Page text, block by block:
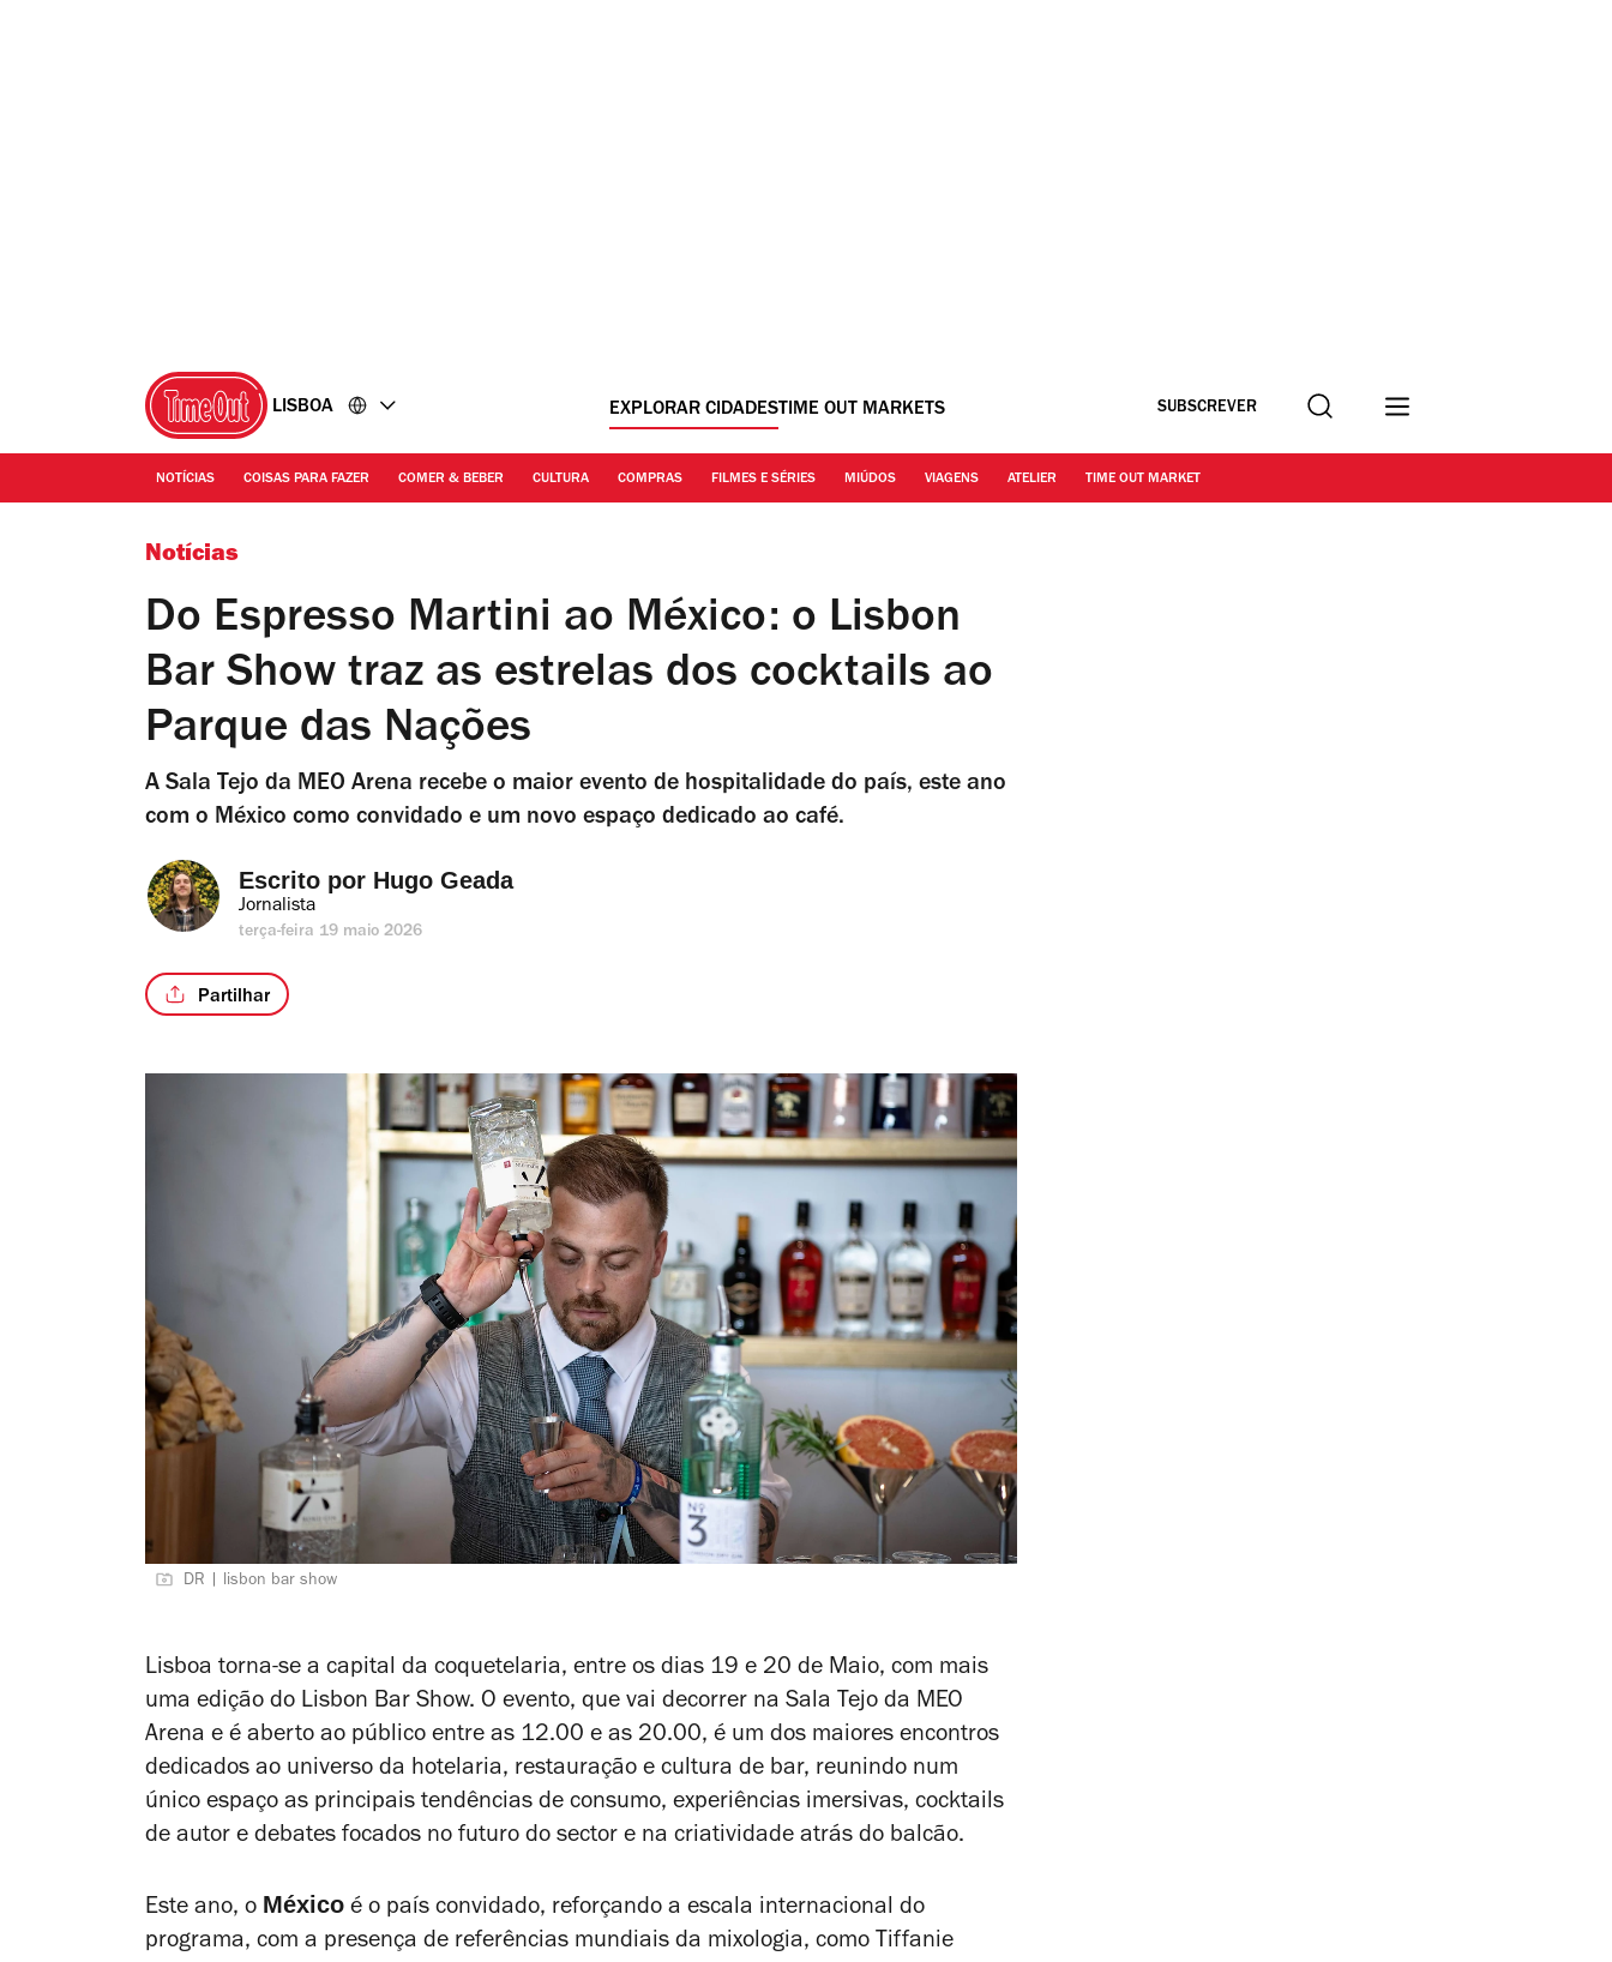
LISBOA EXPLORAR CIDADESTIME OUT MARKETS SUBSCREVER Procurar
NOTÍCIAS COISAS PARA FAZER COMER & BEBER CULTURA COMPRAS FILMES E SÉRIES MIÚDOS VIAGENS ATELIER TIME OUT MARKET
Notícias
Do Espresso Martini ao México: o Lisbon
Bar Show traz as estrelas dos cocktails ao
Parque das Nações
A Sala Tejo da MEO Arena recebe o maior evento de hospitalidade do país, este ano
com o México como convidado e um novo espaço dedicado ao café.
Escrito por Hugo Geada
Jornalista
terça-feira 19 maio 2026
Partilhar
DR | lisbon bar show
Lisboa torna-se a capital da coquetelaria, entre os dias 19 e 20 de Maio, com mais
uma edição do Lisbon Bar Show. O evento, que vai decorrer na Sala Tejo da MEO
Arena e é aberto ao público entre as 12.00 e as 20.00, é um dos maiores encontros
dedicados ao universo da hotelaria, restauração e cultura de bar, reunindo num
único espaço as principais tendências de consumo, experiências imersivas, cocktails
de autor e debates focados no futuro do sector e na criatividade atrás do balcão.
Este ano, o México é o país convidado, reforçando a escala internacional do
programa, com a presença de referências mundiais da mixologia, como Tiffanie